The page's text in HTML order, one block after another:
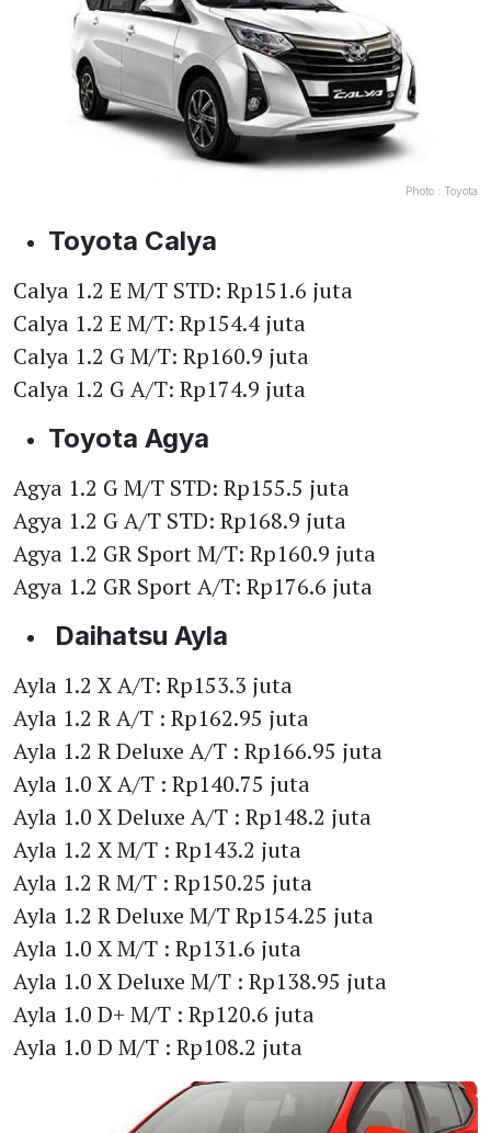
Photo : Toyota
Toyota Calya
Calya 1.2 E M/T STD: Rp151.6 juta
Calya 1.2 E M/T: Rp154.4 juta
Calya 1.2 G M/T: Rp160.9 juta
Calya 1.2 G A/T: Rp174.9 juta
Toyota Agya
Agya 1.2 G M/T STD: Rp155.5 juta
Agya 1.2 G A/T STD: Rp168.9 juta
Agya 1.2 GR Sport M/T: Rp160.9 juta
Agya 1.2 GR Sport A/T: Rp176.6 juta
Daihatsu Ayla
Ayla 1.2 X A/T: Rp153.3 juta
Ayla 1.2 R A/T : Rp162.95 juta
Ayla 1.2 R Deluxe A/T : Rp166.95 juta
Ayla 1.0 X A/T : Rp140.75 juta
Ayla 1.0 X Deluxe A/T : Rp148.2 juta
Ayla 1.2 X M/T : Rp143.2 juta
Ayla 1.2 R M/T : Rp150.25 juta
Ayla 1.2 R Deluxe M/T Rp154.25 juta
Ayla 1.0 X M/T : Rp131.6 juta
Ayla 1.0 X Deluxe M/T : Rp138.95 juta
Ayla 1.0 D+ M/T : Rp120.6 juta
Ayla 1.0 D M/T : Rp108.2 juta